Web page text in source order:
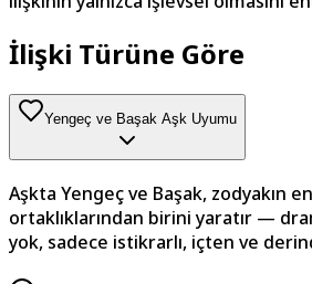
İlişki Türüne Göre
Yengeç ve Başak Aşk Uyumu
Aşkta Yengeç ve Başak, zodyakın
ortaklıklarından birini yaratır —
yok, sadece istikrarlı, içten ve